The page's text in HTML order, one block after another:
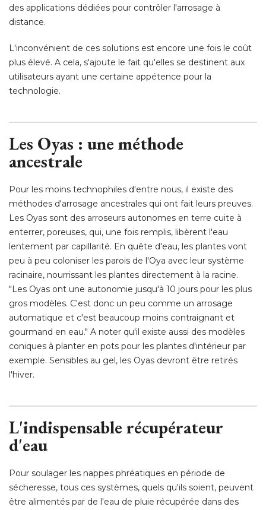
des applications dédiées pour contrôler l'arrosage à
distance.
L'inconvénient de ces solutions est encore une fois le coût
plus élevé. A cela, s'ajoute le fait qu'elles se destinent aux
utilisateurs ayant une certaine appétence pour la
technologie.
Les Oyas : une méthode
ancestrale
Pour les moins technophiles d'entre nous, il existe des
méthodes d'arrosage ancestrales qui ont fait leurs preuves.
Les Oyas sont des arroseurs autonomes en terre cuite à
enterrer, poreuses, qui, une fois remplis, libèrent l'eau
lentement par capillarité. En quête d'eau, les plantes vont
peu à peu coloniser les parois de l'Oya avec leur système
racinaire, nourrissant les plantes directement à la racine.
"Les Oyas ont une autonomie jusqu'à 10 jours pour les plus
gros modèles. C'est donc un peu comme un arrosage
automatique et c'est beaucoup moins contraignant et
gourmand en eau." A noter qu'il existe aussi des modèles
coniques à planter en pots pour les plantes d'intérieur par
exemple. Sensibles au gel, les Oyas devront être retirés
l'hiver.
L'indispensable récupérateur
d'eau
Pour soulager les nappes phréatiques en période de
sécheresse, tous ces systèmes, quels qu'ils soient, peuvent
être alimentés par de l'eau de pluie récupérée dans des